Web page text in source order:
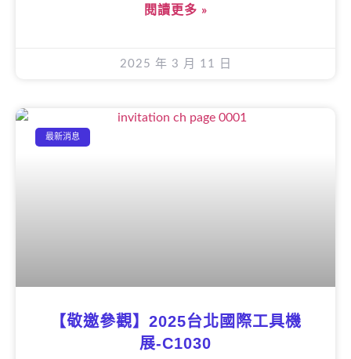
閱讀更多 »
2025 年 3 月 11 日
最新消息
【敬邀參觀】2025台北國際工具機
展-C1030